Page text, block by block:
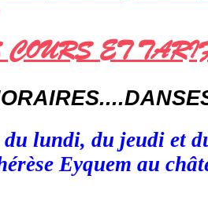
ET
du lundi, du jeudi et
Eyquem au